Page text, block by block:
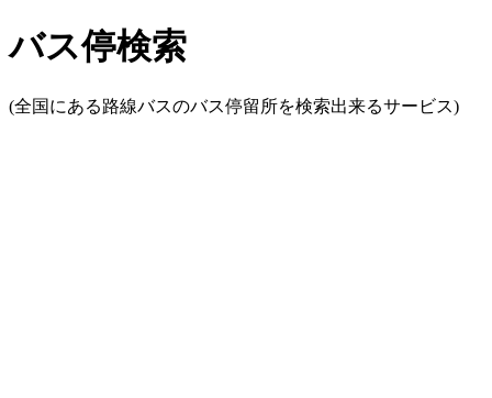
バス停検索
(全国にある路線バスのバス停留所を検索出来るサービス)